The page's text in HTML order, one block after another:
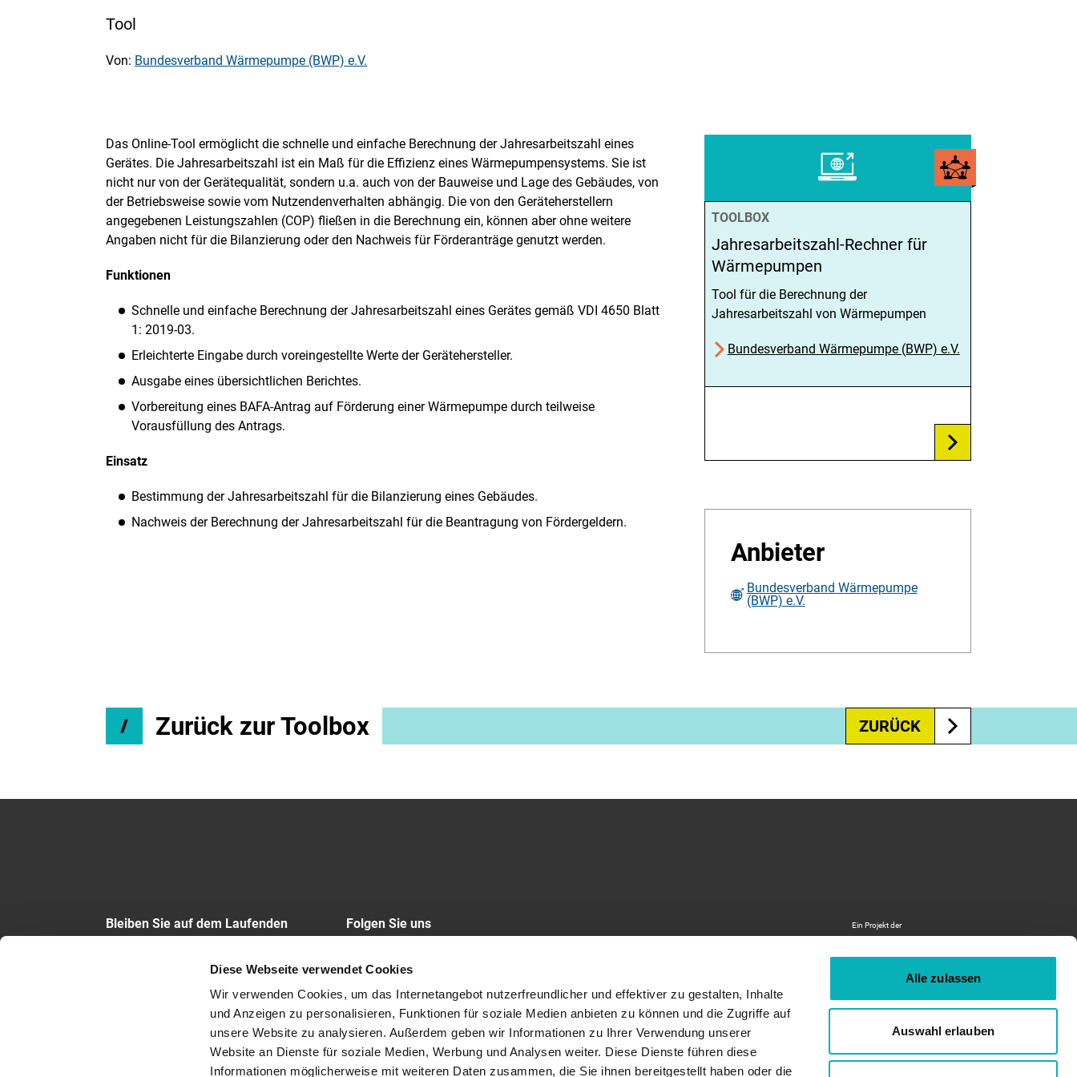
Diese Webseite verwendet Cookies
Wir verwenden Cookies, um das Internetangebot nutzerfreundlicher und effektiver zu gestalten, Inhalte
und Anzeigen zu personalisieren, Funktionen für soziale Medien anbieten zu können und die Zugriffe auf
unsere Website zu analysieren. Außerdem geben wir Informationen zu Ihrer Verwendung unserer
Website an Dienste für soziale Medien, Werbung und Analysen weiter. Diese Dienste führen diese
Informationen möglicherweise mit weiteren Daten zusammen, die Sie ihnen bereitgestellt haben oder die
Alle zulassen
Auswahl erlauben
Tool
Von: Bundesverband Wärmepumpe (BWP) e.V.
Das Online-Tool ermöglicht die schnelle und einfache Berechnung der Jahresarbeitszahl eines
Gerätes. Die Jahresarbeitszahl ist ein Maß für die Effizienz eines Wärmepumpensystems. Sie ist
nicht nur von der Gerätequalität, sondern u.a. auch von der Bauweise und Lage des Gebäudes, von
der Betriebsweise sowie vom Nutzendenverhalten abhängig. Die von den Geräteherstellern
angegebenen Leistungszahlen (COP) fließen in die Berechnung ein, können aber ohne weitere
Angaben nicht für die Bilanzierung oder den Nachweis für Förderanträge genutzt werden.
Funktionen
Schnelle und einfache Berechnung der Jahresarbeitszahl eines Gerätes gemäß VDI 4650 Blatt
1: 2019-03.
Erleichterte Eingabe durch voreingestellte Werte der Gerätehersteller.
Ausgabe eines übersichtlichen Berichtes.
Vorbereitung eines BAFA-Antrag auf Förderung einer Wärmepumpe durch teilweise
Vorausfüllung des Antrags.
Einsatz
Bestimmung der Jahresarbeitszahl für die Bilanzierung eines Gebäudes.
Nachweis der Berechnung der Jahresarbeitszahl für die Beantragung von Fördergeldern.
TOOLBOX
Jahresarbeitszahl-Rechner für
Wärmepumpen
Tool für die Berechnung der
Jahresarbeitszahl von Wärmepumpen
Bundesverband Wärmepumpe (BWP) e.V.
Anbieter
Bundesverband Wärmepumpe
(BWP) e.V.
Zurück zur Toolbox ZURÜCK
Bleiben Sie auf dem Laufenden
ZUM NEWSLETTER
Folgen Sie uns
LINKEDIN
Logo
-
Seite
Ein Projekt der
Datenschutz Impressum Cookie-Policy © Gebäudeforum klimaneutral 2026